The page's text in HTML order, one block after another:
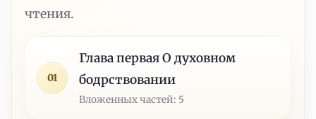
чтения.
01
Глава первая О духовном
бодрствовании
Вложенных частей: 5